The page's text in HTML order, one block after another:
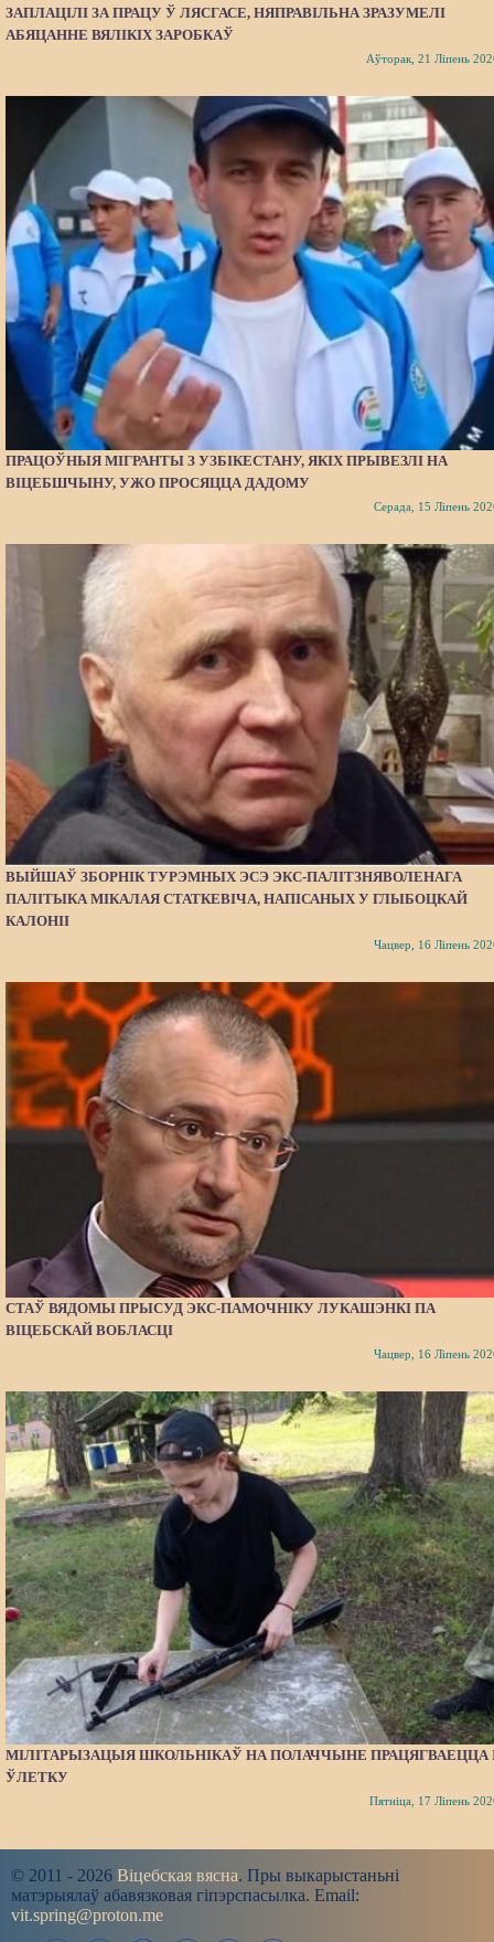
ЗАПЛАЦІЛІ ЗА ПРАЦУ Ў ЛЯСГАСЕ, НЯПРАВІЛЬНА ЗРАЗУМЕЛІ
АБЯЦАННЕ ВЯЛІКІХ ЗАРОБКАЎ
Аўторак, 21 Ліпень
ПРАЦОЎНЫЯ МІГРАНТЫ З УЗБІКЕСТАНУ, ЯКІХ ПРЫВЕЗЛІ НА
ВІЦЕБШЧЫНУ, УЖО ПРОСЯЦЦА ДАДОМУ
Серада, 15 Ліпень
ВЫЙШАЎ ЗБОРНІК ТУРЭМНЫХ ЭСЭ ЭКС-ПАЛІТЗНЯВОЛЕНАГА
ПАЛІТЫКА МІКАЛАЯ СТАТКЕВІЧА, НАПІСАНЫХ У ГЛЫБОЦКАЙ
КАЛОНІІ
Чацвер, 16 Ліпень
СТАЎ ВЯДОМЫ ПРЫСУД ЭКС-ПАМОЧНІКУ ЛУКАШЭНКІ ПА
ВІЦЕБСКАЙ ВОБЛАСЦІ
Чацвер, 16 Ліпень
МІЛІТАРЫЗАЦЫЯ ШКОЛЬНІКАЎ НА ПОЛАЧЧЫНЕ ПРАЦЯГВАЕЦЦА
ЎЛЕТКУ
Пятніца, 17 Ліпень
© 2011 - 2026 Віцебская вясна. Пры выкарыстаньні
матэрыялаў абавязковая гіпэрспасылка. Email:
vit.spring@proton.me